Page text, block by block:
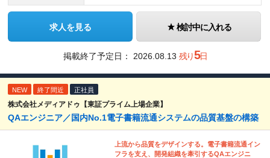
求人を見る 検討中に入れる
掲載終了予定日： 2026.08.13 残り5日
NEW 終了間近 正社員
株式会社メディアドゥ【東証プライム上場企業】
QAエンジニア／国内No.1電子書籍流通システムの品質基盤の構築
上流から品質をデザインする。電子書籍流通イン
フラを支え、開発組織を牽引するQAエンジニ